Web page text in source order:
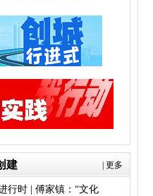
更多
建
行时 | 傅家镇：“文化